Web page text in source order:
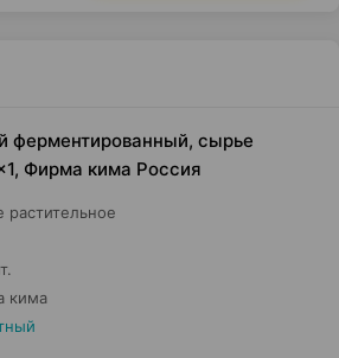
ферментированный, сырье
Фирма кима Россия
растительное
кима